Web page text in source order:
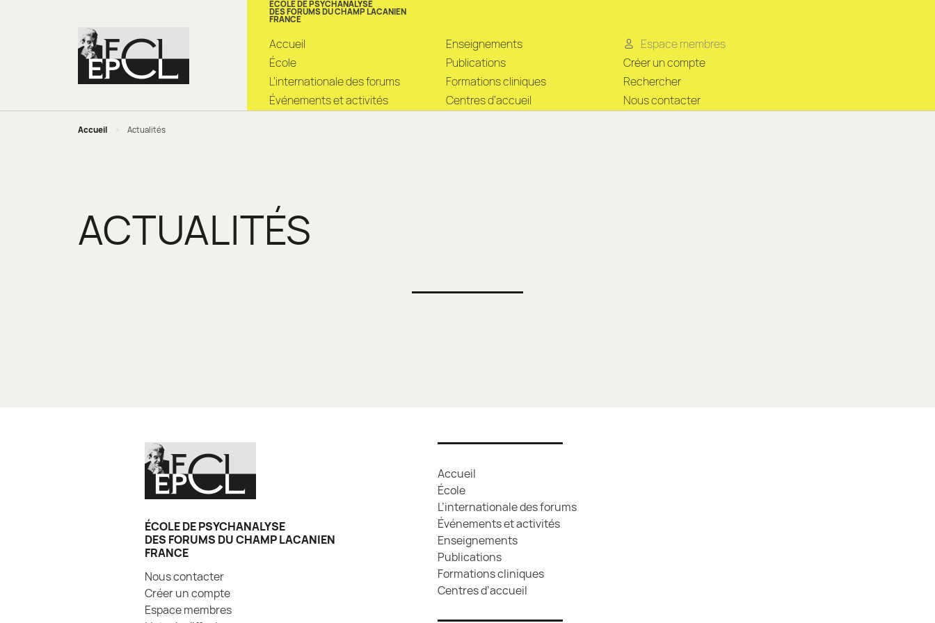
ÉCOLE DE PSYCHANALYSE
DES FORUMS DU CHAMP LACANIEN
FRANCE
Accueil
École
L’internationale des forums
Événements et activités
Enseignements
Publications
Formations cliniques
Centres d’accueil
Espace membres
Créer un compte
Rechercher
Nous contacter
Accueil > Actualités
ACTUALITÉS
ÉCOLE DE PSYCHANALYSE
DES FORUMS DU CHAMP LACANIEN
FRANCE
Nous contacter
Créer un compte
Espace membres
Accueil
École
L’internationale des forums
Événements et activités
Enseignements
Publications
Formations cliniques
Centres d’accueil